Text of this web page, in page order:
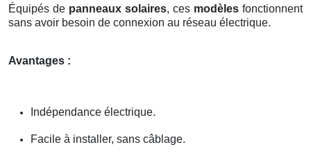
Équipés de panneaux solaires, ces modèles fonctionnent
sans avoir besoin de connexion au réseau électrique.
Avantages :
Indépendance électrique.
Facile à installer, sans câblage.